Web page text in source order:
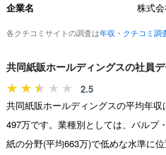
企業名 株式
各クチコミサイトの調査は年収・クチコミ調
共同紙販ホールディングスの社員
2.5
共同紙販ホールディングスの平均年収
497万です。業種別としては、パルプ
紙の分野(平均663万)で低めな水準に